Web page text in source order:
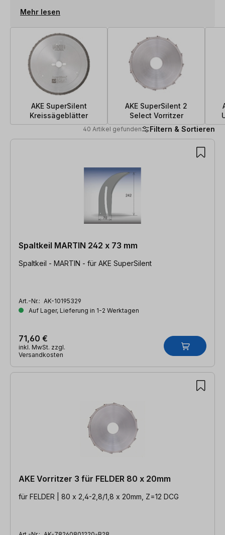
Mehr lesen
AKE SuperSilent
Kreissägeblätter
AKE SuperSilent 2
Select Vorritzer
40 Artikel gefunden Filtern & Sortieren
40 Artikel gefunden
Spaltkeil MARTIN 242 x 73 mm
Spaltkeil - MARTIN - für AKE SuperSilent
Art.-Nr.: AK-10195329
Auf Lager, Lieferung in 1-2 Werktagen
71,60 €
inkl. MwSt. zzgl.
Versandkosten
AKE Vorritzer 3 für FELDER 80 x 20mm
für FELDER | 80 x 2,4-2,8/1,8 x 20mm, Z=12 DCG